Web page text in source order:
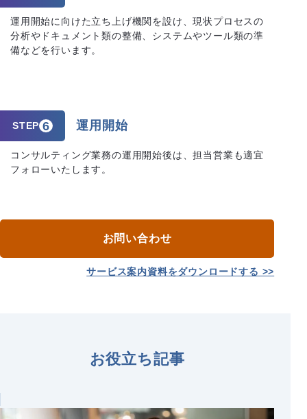
運用開始に向けた立ち上げ機関を設け、現状プロセスの
分析やドキュメント類の整備、システムやツール類の準
備などを行います。
STEP 6 運用開始
コンサルティング業務の運用開始後は、担当営業も適宜
フォローいたします。
お問い合わせ
サービス案内資料をダウンロードする >>
お役立ち記事